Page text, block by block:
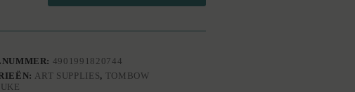
4901991820744
ART SUPPLIES, TOMBOW